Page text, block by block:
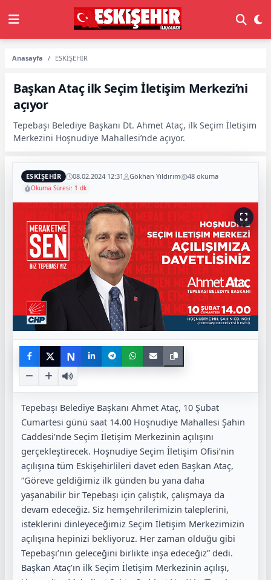
Anasayfa ESKİŞEHİR
Başkan Ataç ilk Seçim İletişim Merkezi’ni
açıyor
Tepebaşı Belediye Başkanı Dt. Ahmet Ataç, ilk Seçim İletişim
Merkezini Hoşnudiye Mahallesi’nde açıyor.
ESKİŞEHİR 08.02.2024 12:31 Gökhan Yıldırım 48 okuma
Okuma Süresi: 1 dk
N
Tepebaşı Belediye Başkanı Ahmet Ataç, 10 Şubat
Cumartesi günü saat 14.00 Hoşnudiye Mahallesi Şahin
Caddesi'nde Seçim İletişim Merkezinin açılışını
gerçekleştirecek. Hoşnudiye Seçim İletişim Ofisi’nin
açılışına tüm Eskişehirlileri davet eden Başkan Ataç,
“Göreve geldiğimiz ilk günden bu yana daha
yaşanabilir bir Tepebaşı için çalıştık, çalışmaya da
devam edeceğiz. Siz hemşehrilerimizin taleplerini,
isteklerini dinleyeceğimiz Seçim İletişim Merkezimizin
açılışına hepinizi bekliyoruz. Her zaman olduğu gibi
Tepebaşı’nın geleceğini birlikte inşa edeceğiz” dedi.
Başkan Ataç’ın ilk Seçim İletişim Merkezinin açılışı,